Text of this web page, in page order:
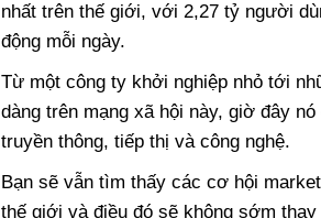
nhất trên thế giới, với 2,27 tỷ người
động mỗi ngày.
Từ một công ty khởi nghiệp nhỏ tới
dàng trên mạng xã hội này, giờ đây
truyền thông, tiếp thị và công nghệ.
Bạn sẽ vẫn tìm thấy các cơ hội
thế giới và điều đó sẽ không sớm